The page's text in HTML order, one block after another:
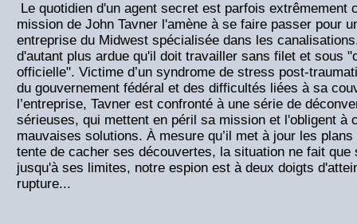
Le quotidien d'un agent secret est parfois extrêmement
mission de John Tavner l'amène à se faire passer pour
entreprise du Midwest spécialisée dans les
d'autant plus ardue qu'il doit travailler sans filet et sous
officielle". Victime d’un syndrome de stress post-
du gouvernement fédéral et des difficultés liées à sa
l’entreprise, Tavner est confronté à une série de
sérieuses, qui mettent en péril sa mission et l'obligent à
mauvaises solutions. À mesure qu’il met à jour les
tente de cacher ses découvertes, la situation ne fait que
jusqu'à ses limites, notre espion est à deux doigts
rupture...